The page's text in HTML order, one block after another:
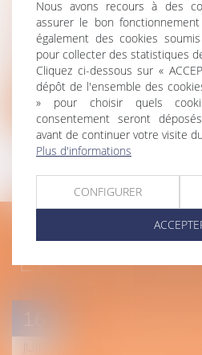
UNE PRISE EN CHARGE
PERSONNALISÉE
Contactez votre avocat
L'ACTU DU
Nous avons recours à des
assurer le bon
également des cookies
pour collecter des statistiques
Cliquez ci-dessous sur «
dépôt de l'ensemble des
» pour choisir quels
consentement seront
avant de continuer votre visite
Plus d'informations
CONFIGURER